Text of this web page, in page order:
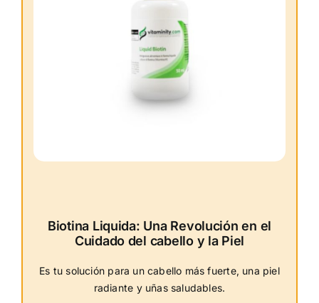
Biotina Liquida: Una Revolución en el
Cuidado del cabello y la Piel
Es tu solución para un cabello más fuerte, una piel
radiante y uñas saludables.